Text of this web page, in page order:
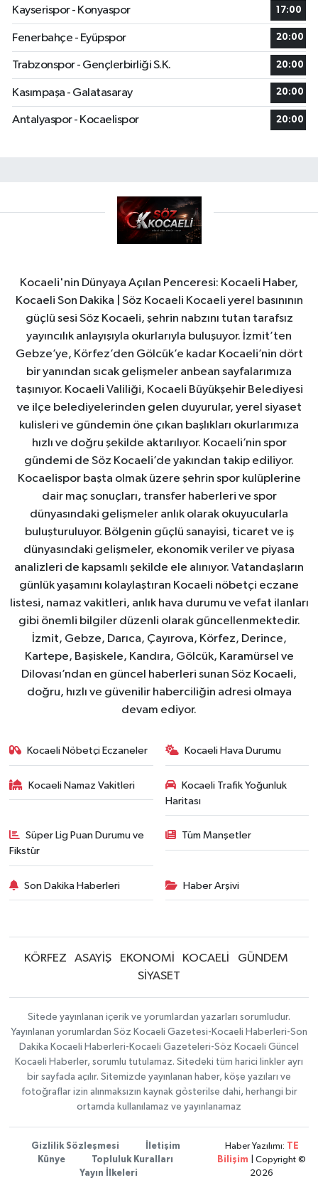
Kayserispor - Konyaspor
17:00
Fenerbahçe - Eyüpspor 20:00
Trabzonspor - Gençlerbirliği S.K. 20:00
Kasımpaşa - Galatasaray 20:00
Antalyaspor - Kocaelispor 20:00
Kocaeli'nin Dünyaya Açılan Penceresi: Kocaeli Haber,
Kocaeli Son Dakika | Söz Kocaeli Kocaeli yerel basınının
güçlü sesi Söz Kocaeli, şehrin nabzını tutan tarafsız
yayıncılık anlayışıyla okurlarıyla buluşuyor. İzmit’ten
Gebze’ye, Körfez’den Gölcük’e kadar Kocaeli’nin dört
bir yanından sıcak gelişmeler anbean sayfalarımıza
taşınıyor. Kocaeli Valiliği, Kocaeli Büyükşehir Belediyesi
ve ilçe belediyelerinden gelen duyurular, yerel siyaset
kulisleri ve gündemin öne çıkan başlıkları okurlarımıza
hızlı ve doğru şekilde aktarılıyor. Kocaeli’nin spor
gündemi de Söz Kocaeli’de yakından takip ediliyor.
Kocaelispor başta olmak üzere şehrin spor kulüplerine
dair maç sonuçları, transfer haberleri ve spor
dünyasındaki gelişmeler anlık olarak okuyucularla
buluşturuluyor. Bölgenin güçlü sanayisi, ticaret ve iş
dünyasındaki gelişmeler, ekonomik veriler ve piyasa
analizleri de kapsamlı şekilde ele alınıyor. Vatandaşların
günlük yaşamını kolaylaştıran Kocaeli nöbetçi eczane
listesi, namaz vakitleri, anlık hava durumu ve vefat ilanları
gibi önemli bilgiler düzenli olarak güncellenmektedir.
İzmit, Gebze, Darıca, Çayırova, Körfez, Derince,
Kartepe, Başiskele, Kandıra, Gölcük, Karamürsel ve
Dilovası’ndan en güncel haberleri sunan Söz Kocaeli,
doğru, hızlı ve güvenilir haberciliğin adresi olmaya
devam ediyor.
Kocaeli Nöbetçi Eczaneler Kocaeli Hava Durumu
Kocaeli Namaz Vakitleri
Kocaeli Trafik Yoğunluk
Haritası
Süper Lig Puan Durumu ve
Fikstür
Tüm Manşetler
Son Dakika Haberleri Haber Arşivi
KÖRFEZ ASAYİŞ EKONOMİ KOCAELİ
GÜNDEM
SİYASET
Sitede yayınlanan içerik ve yorumlardan yazarları sorumludur.
Yayınlanan yorumlardan Söz Kocaeli Gazetesi-Kocaeli Haberleri-Son
Dakika Kocaeli Haberleri-Kocaeli Gazeteleri-Söz Kocaeli Güncel
Kocaeli Haberler, sorumlu tutulamaz. Sitedeki tüm harici linkler ayrı
bir sayfada açılır. Sitemizde yayınlanan haber, köşe yazıları ve
fotoğraflar izin alınmaksızın kaynak gösterilse dahi, herhangi bir
ortamda kullanılamaz ve yayınlanamaz
Gizlilik Sözleşmesi
İletişim
Künye
Topluluk Kuralları
Yayın İlkeleri
Haber Yazılımı: TE
Bilişim | Copyright ©
2026